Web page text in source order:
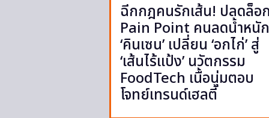
ฉีกกฎคนรักเส้น! ปลดล็อก
Pain Point คนลดน้ำหนัก
‘คินเซน’ เปลี่ยน ‘อกไก่’ สู่
‘เส้นไร้แป้ง’ นวัตกรรม
FoodTech เนื้อนุ่มตอบ
โจทย์เทรนด์เฮลตี้